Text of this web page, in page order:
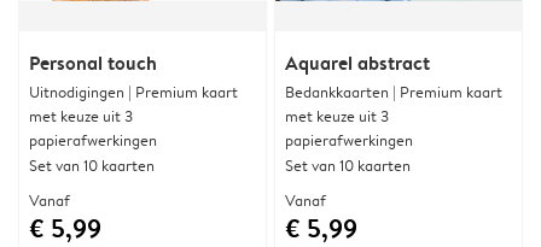
Personal touch
Uitnodigingen | Premium kaart
met keuze uit 3
papierafwerkingen
Set van 10 kaarten
Vanaf
€ 5,99
Aquarel abstract
Bedankkaarten | Premium kaart
met keuze uit 3
papierafwerkingen
Set van 10 kaarten
Vanaf
€ 5,99